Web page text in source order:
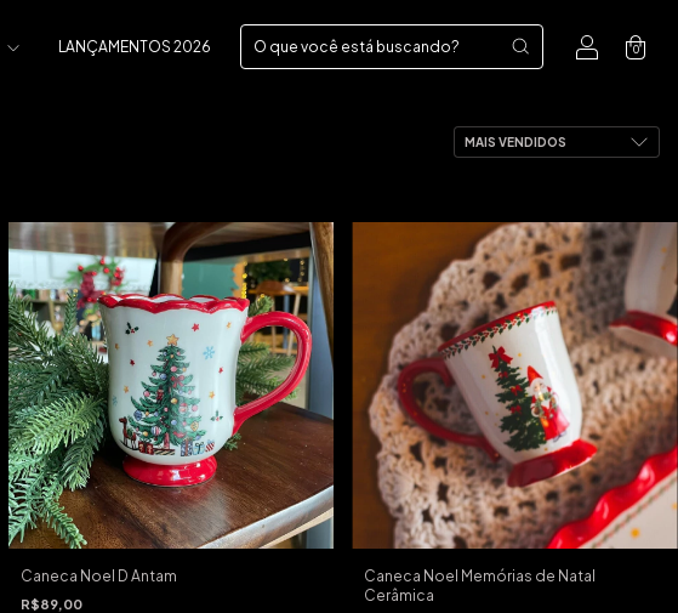
LANÇAMENTOS 2026 0
Caneca Noel D Antam
R$89,00
Caneca Noel Memórias de Natal
Cerâmica